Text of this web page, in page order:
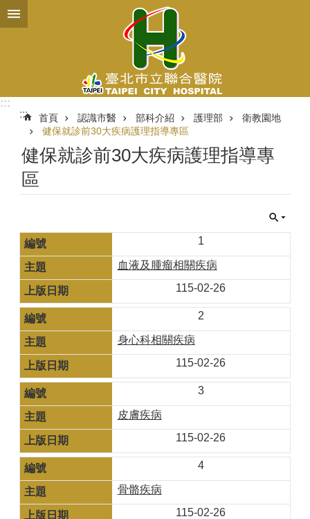
跳到主要內容區塊
:::
:::
首頁 認識市醫 部科介紹 護理部
衛教園地
健保就診前30大疾病護理指導專區
健保就診前30大疾病護理指導專
區
1
血液及腫瘤相關疾病
115-02-26
2
身心科相關疾病
115-02-26
3
皮膚疾病
115-02-26
4
骨骼疾病
115-02-26